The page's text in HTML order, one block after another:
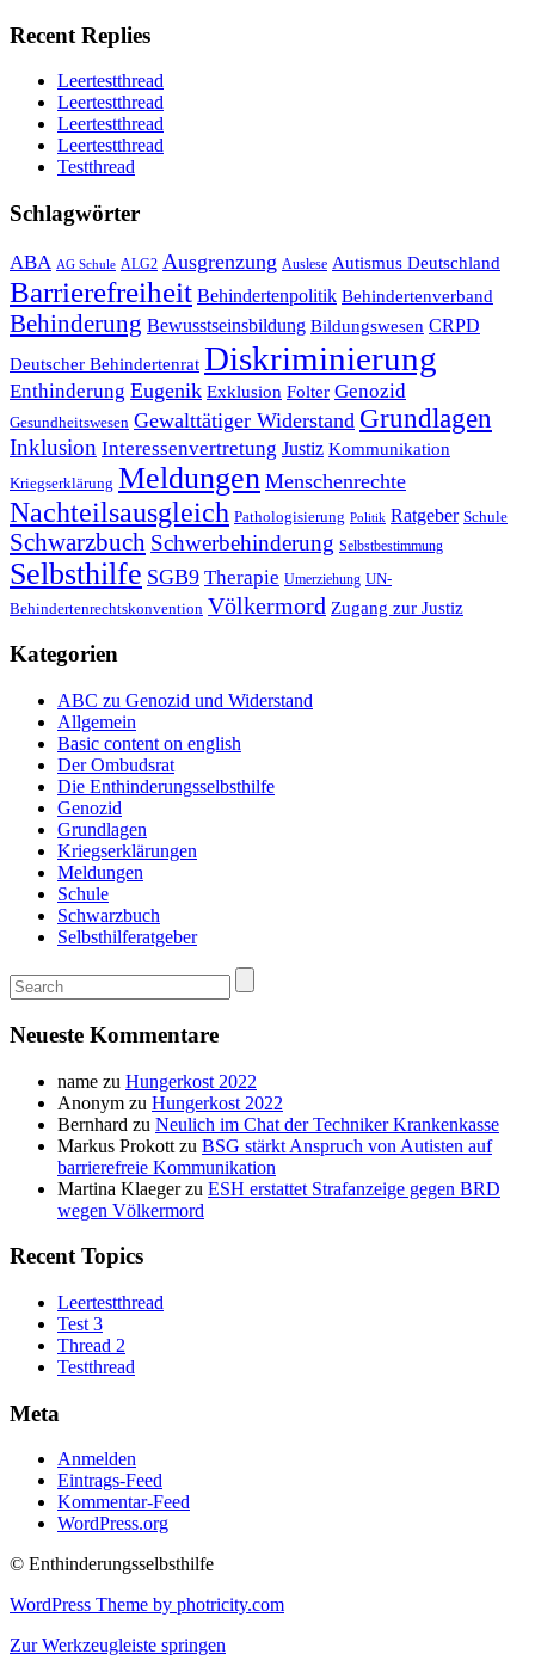
Recent Replies
Leertestthread
Leertestthread
Leertestthread
Leertestthread
Testthread
Schlagwörter
ABA AG Schule ALG2 Ausgrenzung Auslese Autismus Deutschland
Barrierefreiheit Behindertenpolitik Behindertenverband
Behinderung Bewusstseinsbildung Bildungswesen CRPD
Deutscher Behindertenrat Diskriminierung
Enthinderung Eugenik Exklusion Folter Genozid
Gesundheitswesen Gewalttätiger Widerstand Grundlagen
Inklusion Interessenvertretung Justiz Kommunikation
Kriegserklärung Meldungen Menschenrechte
Nachteilsausgleich Pathologisierung Politik Ratgeber Schule
Schwarzbuch Schwerbehinderung Selbstbestimmung
Selbsthilfe SGB9 Therapie Umerziehung UN-
Behindertenrechtskonvention Völkermord Zugang zur Justiz
Kategorien
ABC zu Genozid und Widerstand
Allgemein
Basic content on english
Der Ombudsrat
Die Enthinderungsselbsthilfe
Genozid
Grundlagen
Kriegserklärungen
Meldungen
Schule
Schwarzbuch
Selbsthilferatgeber
Neueste Kommentare
name zu Hungerkost 2022
Anonym zu Hungerkost 2022
Bernhard zu Neulich im Chat der Techniker Krankenkasse
Markus Prokott zu BSG stärkt Anspruch von Autisten auf
barrierefreie Kommunikation
Martina Klaegerzu ESH erstattet Strafanzeige gegen BRD
wegen Völkermord
Recent Topics
Leertestthread
Test 3
Thread 2
Testthread
Meta
Anmelden
Eintrags-Feed
Kommentar-Feed
WordPress.org
© Enthinderungsselbsthilfe
WordPress Theme by photricity.com
Zur Werkzeugleiste springen